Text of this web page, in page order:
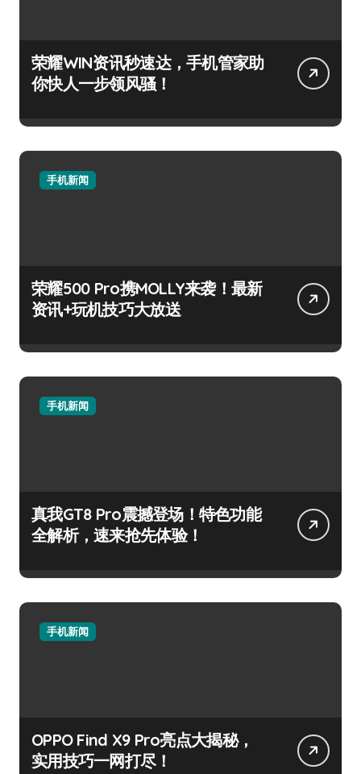
荣耀WIN资讯秒速达，手机管家助
你快人一步领风骚！
手机新闻
荣耀500 Pro携MOLLY来袭！最新
资讯+玩机技巧大放送
手机新闻
真我GT8 Pro震撼登场！特色功能
全解析，速来抢先体验！
手机新闻
OPPO Find X9 Pro亮点大揭秘，
实用技巧一网打尽！